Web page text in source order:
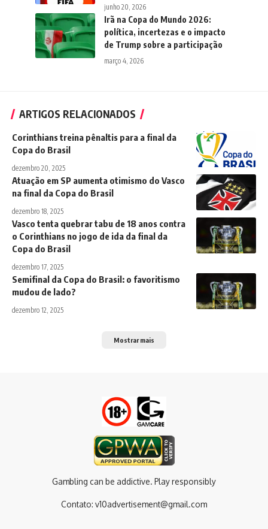
junho 20, 2026
Irã na Copa do Mundo 2026:
política, incertezas e o impacto
de Trump sobre a participação
março 4, 2026
ARTIGOS RELACIONADOS
Corinthians treina pênaltis para a final da
Copa do Brasil
dezembro 20, 2025
Atuação em SP aumenta otimismo do Vasco
na final da Copa do Brasil
dezembro 18, 2025
Vasco tenta quebrar tabu de 18 anos contra
o Corinthians no jogo de ida da final da
Copa do Brasil
dezembro 17, 2025
Semifinal da Copa do Brasil: o favoritismo
mudou de lado?
dezembro 12, 2025
Mostrar mais
Gambling can be addictive. Play responsibly
Contato: v10advertisement@gmail.com